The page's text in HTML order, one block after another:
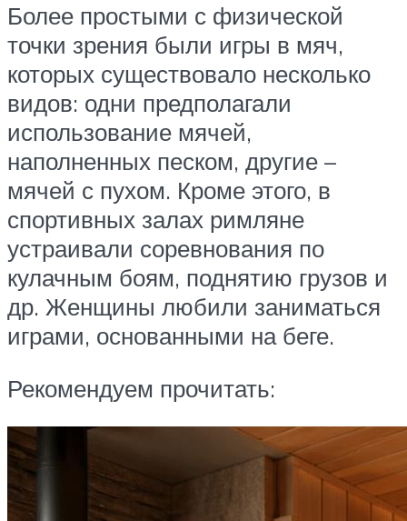
Более простыми с физической
точки зрения были игры в мяч,
которых существовало несколько
видов: одни предполагали
использование мячей,
наполненных песком, другие –
мячей с пухом. Кроме этого, в
спортивных залах римляне
устраивали соревнования по
кулачным боям, поднятию грузов и
др. Женщины любили заниматься
играми, основанными на беге.
Рекомендуем прочитать: